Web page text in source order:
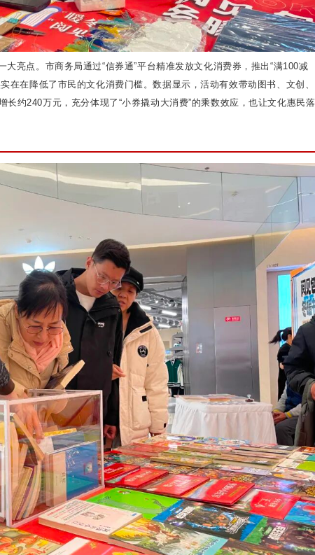
亮点。市商务局通过“信券通”平台精准发放文化消费券，推出“满100减
在在降低了市民的文化消费门槛。数据显示，活动有效带动图书、文创、
长约240万元，充分体现了“小券撬动大消费”的乘数效应，也让文化惠民落